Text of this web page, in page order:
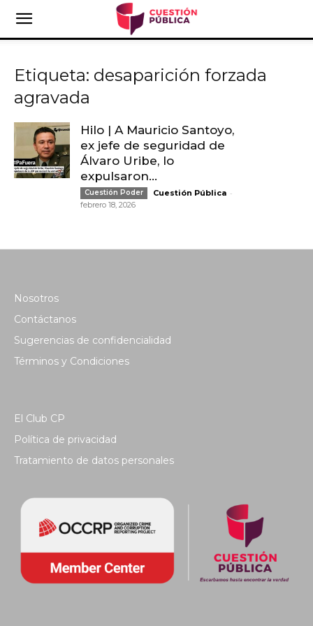
Etiqueta: desaparición forzada
agravada
Hilo | A Mauricio Santoyo,
ex jefe de seguridad de
Álvaro Uribe, lo
expulsaron...
Cuestión Poder Cuestión Pública -
febrero 18, 2026
Nosotros
Contáctanos
Sugerencias de confidencialidad
Términos y Condiciones
El Club CP
Política de privacidad
Tratamiento de datos personales